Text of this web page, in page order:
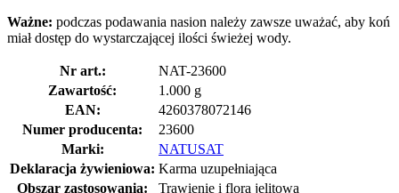
Ważne: podczas podawania nasion należy zawsze uważać, aby koń
miał dostęp do wystarczającej ilości świeżej wody.
Nr art.:
NAT-23600
Zawartość:
1.000 g
EAN:
4260378072146
Numer producenta:
23600
Marki:
NATUSAT
Deklaracja żywieniowa: Karma uzupełniająca
Obszar zastosowania:
Trawienie i flora jelitowa